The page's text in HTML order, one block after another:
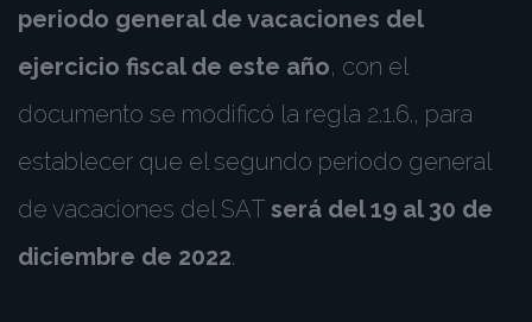
periodo general de vacaciones del
ejercicio fiscal de este año, con el
documento se modificó la regla 2.1.6., para
establecer que el segundo periodo general
de vacaciones del SAT será del 19 al 30 de
diciembre de 2022.